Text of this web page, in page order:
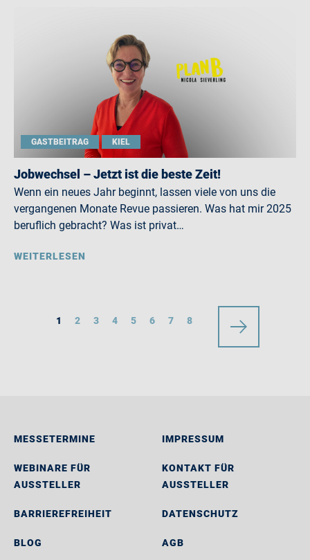
GASTBEITRAG KIEL
Jobwechsel – Jetzt ist die beste Zeit!
Wenn ein neues Jahr beginnt, lassen viele von uns die
vergangenen Monate Revue passieren. Was hat mir 2025
beruflich gebracht? Was ist privat…
WEITERLESEN
1 2 3 4 5 6 7 8
MESSETERMINE
WEBINARE FÜR
AUSSTELLER
BARRIEREFREIHEIT
BLOG
IMPRESSUM
KONTAKT FÜR
AUSSTELLER
DATENSCHUTZ
AGB